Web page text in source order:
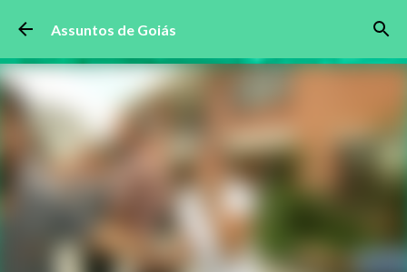
Pular para o conteúdo principal
Assuntos de Goiás